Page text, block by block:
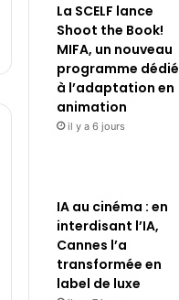
La SCELF lance
Shoot the Book!
MIFA, un nouveau
programme dédié
à l’adaptation en
animation
il y a 6 jours
IA au cinéma : en
interdisant l’IA,
Cannes l’a
transformée en
label de luxe